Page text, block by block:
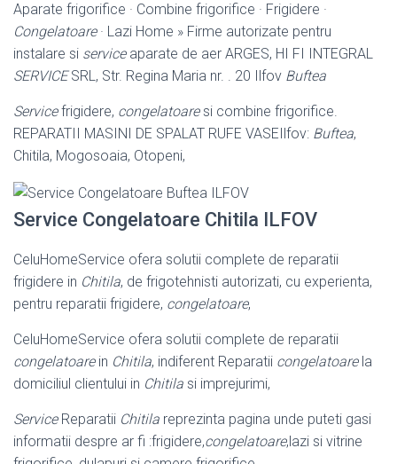
Aparate frigorifice · Combine frigorifice · Frigidere ·
Congelatoare· Lazi Home » Firme autorizate pentru
instalare si serviceaparate de aer ARGES, HI FI INTEGRAL
SERVICESRL, Str. Regina Maria nr. . 20 Ilfov Buftea
Servicefrigidere, congelatoaresi combine frigorifice.
REPARATII MASINI DE SPALAT RUFE VASEIlfov: Buftea,
Chitila, Mogosoaia, Otopeni,
Service Congelatoare Chitila ILFOV
CeluHomeService ofera solutii complete de reparatii
frigidere in Chitila, de frigotehnisti autorizati, cu experienta,
pentru reparatii frigidere, congelatoare,
CeluHomeService ofera solutii complete de reparatii
congelatoarein Chitila, indiferent Reparatii congelatoarela
domiciliul clientului in Chitila si imprejurimi,
ServiceReparatii Chitila reprezinta pagina unde puteti gasi
informatii despre ar fi :frigidere,congelatoare,lazi si vitrine